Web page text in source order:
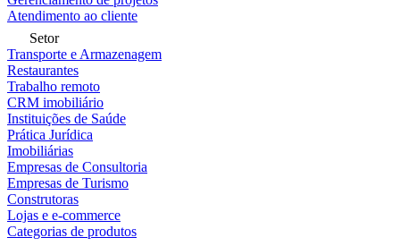
Atendimento ao cliente
Setor
Transporte e Armazenagem
Restaurantes
Trabalho remoto
CRM imobiliário
Instituições de Saúde
Prática Jurídica
Imobiliárias
Empresas de Consultoria
Empresas de Turismo
Construtoras
Lojas e e-commerce
Categorias de produtos